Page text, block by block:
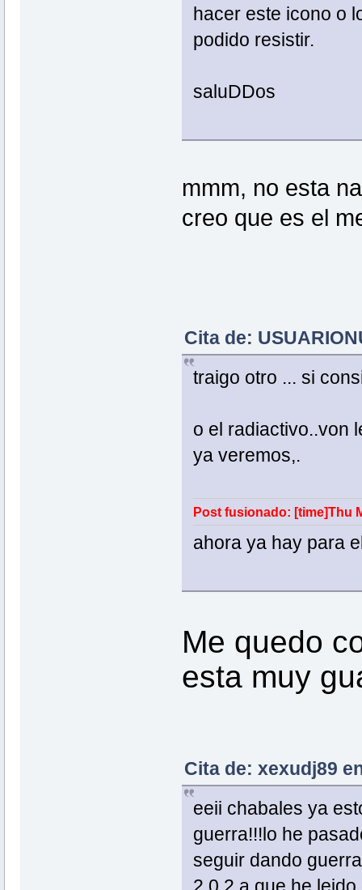
hacer este icono o
podido resistir.
saluDDos
mmm, no esta
creo que es el
Cita de:
traigo otro ... si
o el radiactivo..von
ya veremos,.
Post fusionado: [time]Thu
ahora ya hay para
Me quedo
esta muy
Cita de: xexudj89
eeii chabales ya
guerra!!!lo he
seguir dando